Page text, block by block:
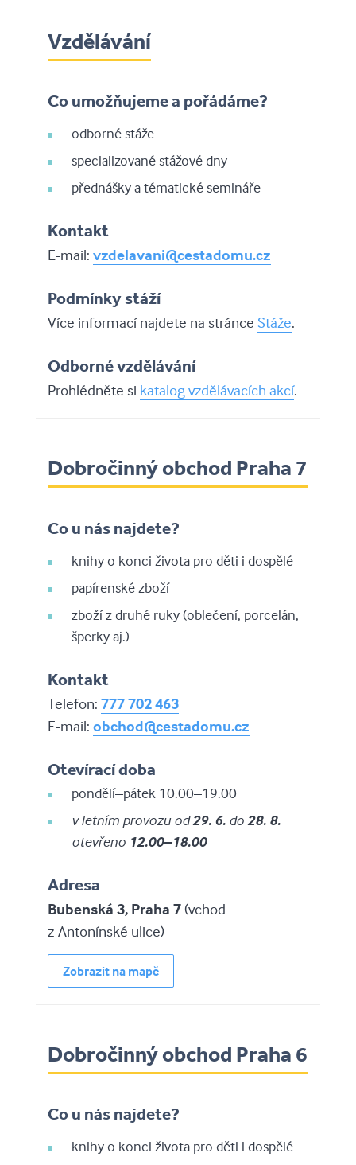
Vzdělávání
Co umožňujeme a pořádáme?
odborné stáže
specializované stážové dny
přednášky a tématické semináře
Kontakt
E-mail: vzdelavani@cestadomu.cz
Podmínky stáží
Více informací najdete na stránce Stáže.
Odborné vzdělávání
Prohlédněte si katalog vzdělávacích akcí.
Dobročinný obchod Praha 7
Co u nás najdete?
knihy o konci života pro děti i dospělé
papírenské zboží
zboží z druhé ruky (oblečení, porcelán,
šperky aj.)
Kontakt
Telefon: 777 702 463
E-mail: obchod@cestadomu.cz
Otevírací doba
pondělí–pátek 10.00–19.00
v letním provozu od29. 6. do28. 8.
otevřeno 12.00–18.00
Adresa
Bubenská 3, Praha 7(vchod
z Antonínské ulice)
Zobrazit na mapě
Dobročinný obchod Praha 6
Co u nás najdete?
knihy o konci života pro děti i dospělé